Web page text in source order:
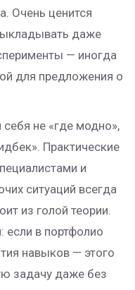
Очень ценится
даже
— иногда
для предложения о
не «где модно»,
Практические
и
ситуаций всегда
из голой теории.
если в портфолио
навыков — этого
задачу даже без